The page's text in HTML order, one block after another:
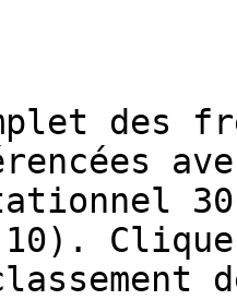
des
10).